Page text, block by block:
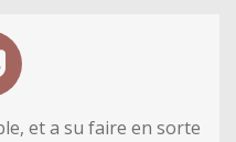
et a su faire en sorte